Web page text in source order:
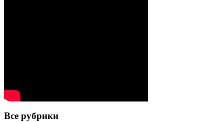
Все рубрики